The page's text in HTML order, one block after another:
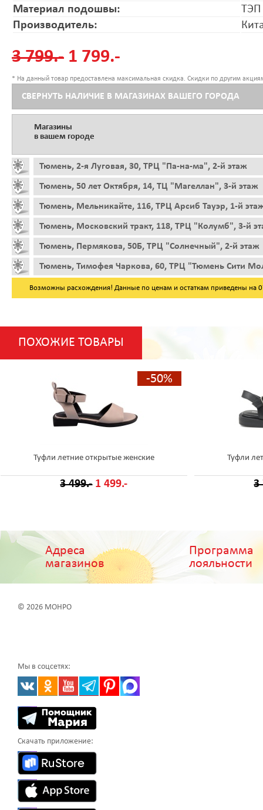
Материал подошвы:
ТЭП
Производитель:
3 799.- 1 799.-
* На данный товар предоставлена максимальная скидка. Скидки по другим
СВЕРНУТЬ НАЛИЧИЕ В МАГАЗИНАХ ВАШЕГО ГОРОДА
Магазины
в вашем городе
Тюмень, 2-я Луговая, 30, ТРЦ "Па-на-ма", 2-й этаж
Тюмень, 50 лет Октября, 14, ТЦ "Магеллан", 3-й этаж
Тюмень, Мельникайте, 116, ТРЦ Арсиб Тауэр, 1-й
Тюмень, Московский тракт, 118, ТРЦ "Колумб", 3-й
Тюмень, Пермякова, 50Б, ТРЦ "Солнечный", 2-й этаж
Тюмень, Тимофея Чаркова, 60, ТРЦ "Тюмень Сити
Возможны расхождения! Данные по ценам и остаткам приведены на
ПОХОЖИЕ ТОВАРЫ
-50%
Туфли летние открытые женские
3 499.- 1 499.-
Туфли
3
Адреса
магазинов
Программа
лояльности
© 2026 МОНРО
Мы в соцсетях:
Скачать приложение: